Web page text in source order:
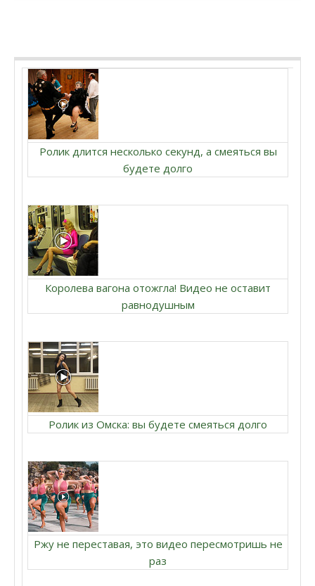
Ролик длится несколько секунд, а смеяться вы
будете долго
Королева вагона отожгла! Видео не оставит
равнодушным
Ролик из Омска: вы будете смеяться долго
Ржу не переставая, это видео пересмотришь не
раз